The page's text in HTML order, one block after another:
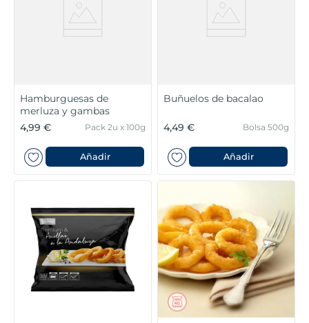
Hamburguesas de
merluza y gambas
4,99 €
Pack 2u x 100g
Añadir
Buñuelos de bacalao
4,49 € Bolsa 500g
Añadir